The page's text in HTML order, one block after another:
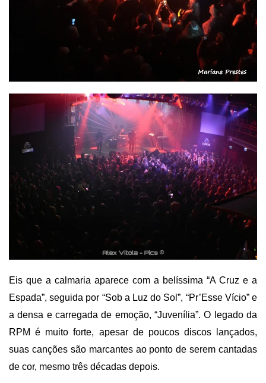
Eis que a calmaria aparece com a belíssima “A Cruz e a
Espada”, seguida por “Sob a Luz do Sol”, “Pr’Esse Vício” e
a densa e carregada de emoção, “Juvenília”. O legado da
RPM é muito forte, apesar de poucos discos lançados,
suas canções são marcantes ao ponto de serem cantadas
de cor, mesmo três décadas depois.